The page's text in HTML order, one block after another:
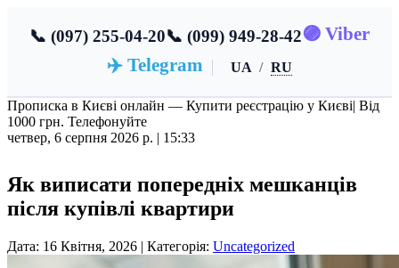
📞 (097) 255-04-20📞 (099) 949-28-42🟣 Viber
✈️ Telegram
UA / RU
Прописка в Києві онлайн — Купити реєстрацію у Києві| Від
1000 грн. Телефонуйте
четвер, 6 серпня 2026 р. | 15:33
Як виписати попередніх мешканців
після купівлі квартири
Дата: 16 Квітня, 2026 | Категорія: Uncategorized